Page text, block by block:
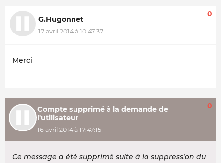
G.Hugonnet
17 avril 2014 à 10:47:37
0
Merci
Compte supprimé à la demande de
l'utilisateur
16 avril 2014 à 17:47:15
0
Ce message a été supprimé suite à la suppression du